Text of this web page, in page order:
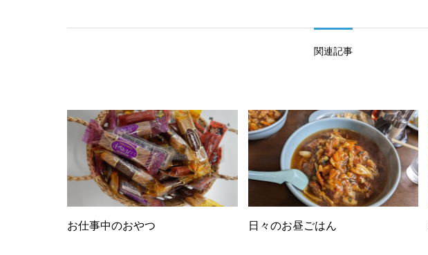
関連記事
お仕事中のおやつ 日々のお昼ごはん